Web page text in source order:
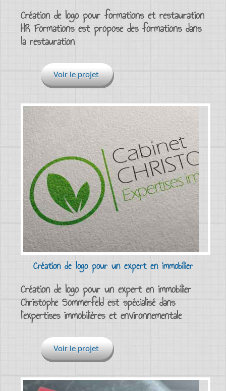
Création de logo pour formations et restauration
HR Formations est propose des formations dans
la restauration
Voir le projet
Création de logo pour un expert en immobilier
Création de logo pour un expert en immobilier
Christophe Sommerfeld est spécialisé dans
l’expertises immobilières et environnementale
Voir le projet